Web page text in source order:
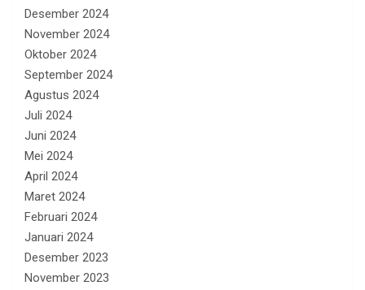
Desember 2024
November 2024
Oktober 2024
September 2024
Agustus 2024
Juli 2024
Juni 2024
Mei 2024
April 2024
Maret 2024
Februari 2024
Januari 2024
Desember 2023
November 2023